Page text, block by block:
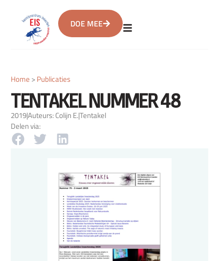
DOE MEE
Home >Publicaties
TENTAKEL NUMMER 48
2019|Auteurs: Colijn E.|Tentakel
Delen via: